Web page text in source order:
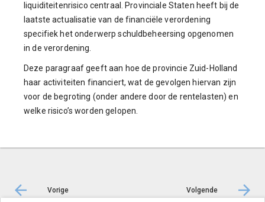
liquiditeitenrisico centraal. Provinciale Staten heeft bij de
laatste actualisatie van de financiële verordening
specifiek het onderwerp schuldbeheersing opgenomen
in de verordening.
Deze paragraaf geeft aan hoe de provincie Zuid-Holland
haar activiteiten financiert, wat de gevolgen hiervan zijn
voor de begroting (onder andere door de rentelasten) en
welke risico’s worden gelopen.
Vorige Volgende